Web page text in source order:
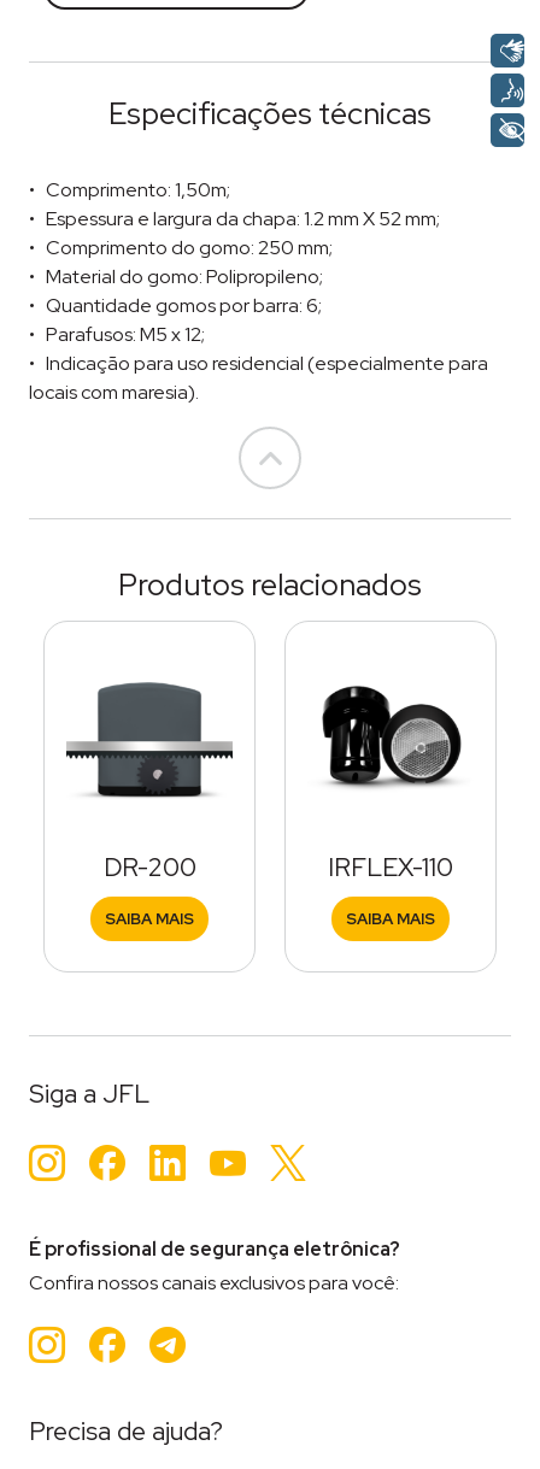
Especificações técnicas
Comprimento: 1,50m;
Espessura e largura da chapa: 1.2 mm X 52 mm;
Comprimento do gomo: 250 mm;
Material do gomo: Polipropileno;
Quantidade gomos por barra: 6;
Parafusos: M5 x 12;
Indicação para uso residencial (especialmente para
locais com maresia).
Go to top
Produtos relacionados
DR-200
SAIBA MAIS
IRFLEX-110
SAIBA MAIS
Siga a JFL
Instagram
Facebook
LinkedInYouTube
É profissional de segurança eletrônica?
Confira nossos canais exclusivos para você:
Instagram
Facebook
Teleram
Precisa de ajuda?